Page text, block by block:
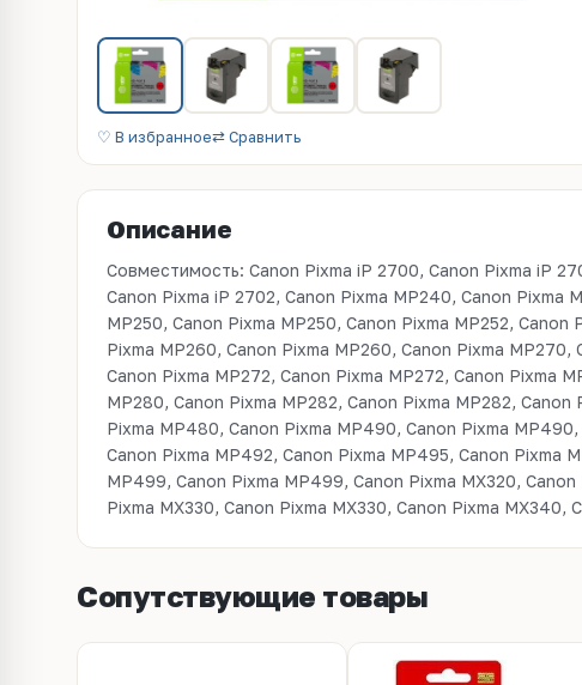
♡ В избранное⇄ Сравнить
Описание
Совместимость: Canon Pixma iP 2700, Canon Pixma iP
Canon Pixma iP 2702, Canon Pixma MP240, Canon Pixma
MP250, Canon Pixma MP250, Canon Pixma MP252, Canon
Pixma MP260, Canon Pixma MP260, Canon Pixma MP270,
Canon Pixma MP272, Canon Pixma MP272, Canon Pixma
MP280, Canon Pixma MP282, Canon Pixma MP282, Canon
Pixma MP480, Canon Pixma MP490, Canon Pixma
Canon Pixma MP492, Canon Pixma MP495, Canon Pixma
MP499, Canon Pixma MP499, Canon Pixma MX320, Canon
Pixma MX330, Canon Pixma MX330, Canon Pixma MX340,
Canon Pixma MX350, Canon Pixma MX350, Canon
MX360, Canon Pixma MX410, Canon Pixma MX410, Canon
Сопутствующие товары